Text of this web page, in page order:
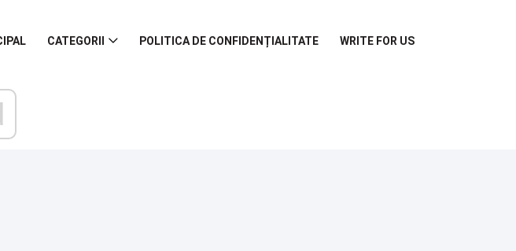
CATEGORII POLITICA DE CONFIDENȚIALITATE WRITE FOR US